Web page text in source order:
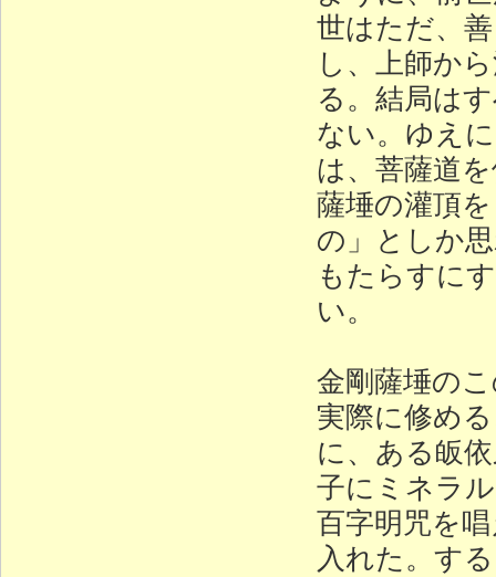
世はただ、
し、上師か
る。結局は
ない。ゆえ
は、菩薩道
薩埵の灌頂
の」としか
もたらすに
い。
金剛薩埵の
実際に修め
に、ある皈
子にミネラ
百字明咒を
入れた。す